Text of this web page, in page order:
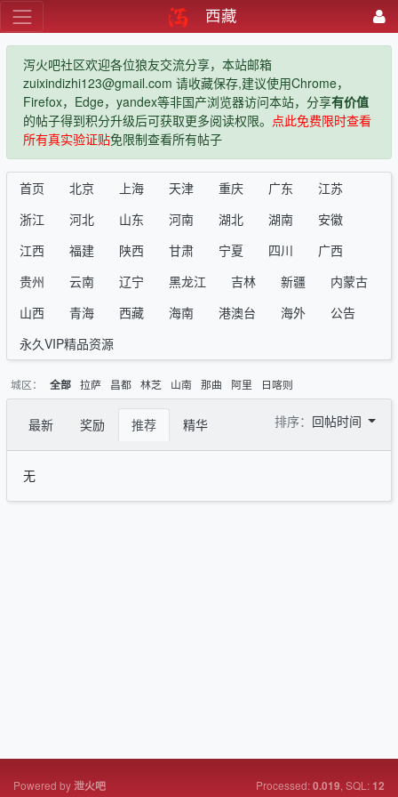
西藏
泻火吧社区欢迎各位狼友交流分享，本站邮箱
zuixindizhi123@gmail.com 请收藏保存,建议使用Chrome，
Firefox，Edge，yandex等非国产浏览器访问本站，分享有价值
的帖子得到积分升级后可获取更多阅读权限。 点此免费限时查看
所有真实验证贴免限制查看所有帖子
首页 北京 上海 天津 重庆 广东
江苏
浙江
河北 山东 河南 湖北 湖南
安徽
江西
福建 陕西 甘肃 宁夏 四川
广西
贵州
云南 辽宁 黑龙江 吉林 新疆
内蒙古
山西
青海 西藏 海南 港澳台 海外
公告
永久VIP精品资源
城区： 全部 拉萨 昌都 林芝 山南 那曲 阿里 日喀则
最新 奖励 推荐 精华 排序： 回帖时间
无
Powered by泄火吧 Processed:0.019, SQL: 12